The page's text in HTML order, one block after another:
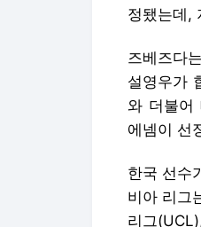
정됐는데,
즈베즈다
설영우가
와 더불어
에넴이 선
한국 선수
비아 리그
리그